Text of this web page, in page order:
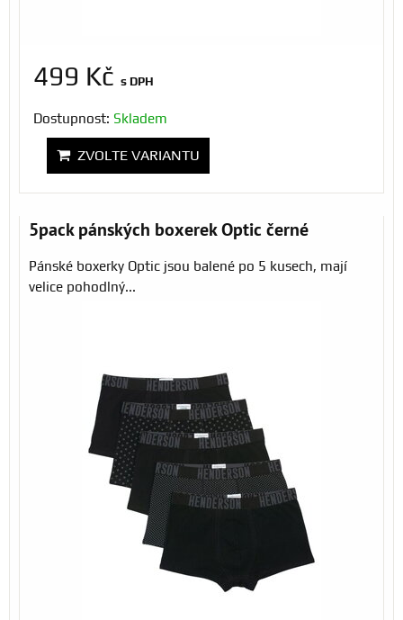
499 Kč s DPH
Dostupnost: Skladem
ZVOLTE VARIANTU
5pack pánských boxerek Optic černé
Pánské boxerky Optic jsou balené po 5 kusech, mají
velice pohodlný...